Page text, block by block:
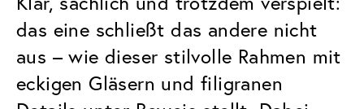
das eine schließt das andere nicht
aus – wie dieser stilvolle Rahmen mit
eckigen Gläsern und filigranen